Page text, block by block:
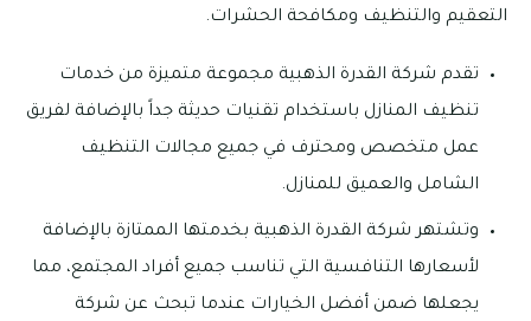
التعقيم والتنظيف ومكافحة الحشرات.
تقدم شركة القدرة الذهبية مجموعة متميزة من خدمات
تنظيف المنازل باستخدام تقنيات حديثة جداً بالإضافة لفريق
عمل متخصص ومحترف في جميع مجالات التنظيف
الشامل والعميق للمنازل.
وتشتهر شركة القدرة الذهبية بخدمتها الممتازة بالإضافة
لأسعارها التنافسية التي تناسب جميع أفراد المجتمع، مما
يجعلها ضمن أفضل الخيارات عندما تبحث عن شركة